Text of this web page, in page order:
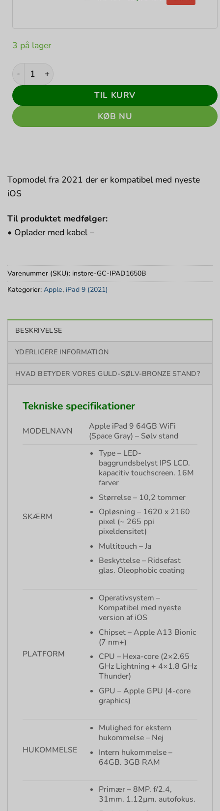
3 på lager
Apple iPad 9 - 10.2" - 64GB - Wi-Fi - Space Gray -
TIL KURV
KØB NU
Topmodel fra 2021 der er kompatibel med nyeste
iOS
Til produktet medfølger:
• Oplader med kabel –
Varenummer (SKU): instore-GC-IPAD1650B
Kategorier: Apple, iPad 9 (2021)
BESKRIVELSE
YDERLIGERE INFORMATION
HVAD BETYDER VORES GULD-SØLV-BRONZE STAND?
Tekniske specifikationer
MODELNAVN
Apple iPad 9 64GB WiFi
(Space Gray) – Sølv stand
SKÆRM
Type – LED-
baggrundsbelyst IPS LCD.
kapacitiv touchscreen. 16M
farver
Størrelse – 10,2 tommer
Opløsning – 1620 x 2160
pixel (~ 265 ppi
pixeldensitet)
Multitouch – Ja
Beskyttelse – Ridsefast
glas. Oleophobic coating
PLATFORM
Operativsystem –
Kompatibel med nyeste
version af iOS
Chipset – Apple A13 Bionic
(7 nm+)
CPU – Hexa-core (2×2.65
GHz Lightning + 4×1.8 GHz
Thunder)
GPU – Apple GPU (4-core
graphics)
HUKOMMELSE
Mulighed for ekstern
hukommelse – Nej
Intern hukommelse –
64GB. 3GB RAM
Primær – 8MP. f/2.4,
31mm. 1.12µm. autofokus.